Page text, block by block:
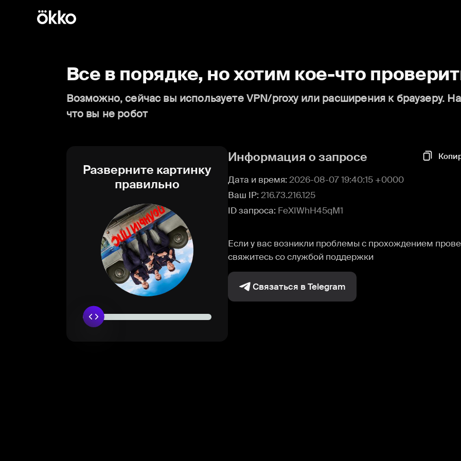
Все в порядке, но хотим кое-что
Возможно, сейчас вы используете VPN/proxy или расширения к браузеру.
что вы не робот
Разверните картинку
правильно
Информация о запросе
Дата и время: 2026-08-07 19:40:15 +0000
Ваш IP: 216.73.216.125
ID запроса: FeXIWhH45qM1
Если у вас возникли проблемы с прохождением
свяжитесь со службой поддержки
Связаться в Telegram